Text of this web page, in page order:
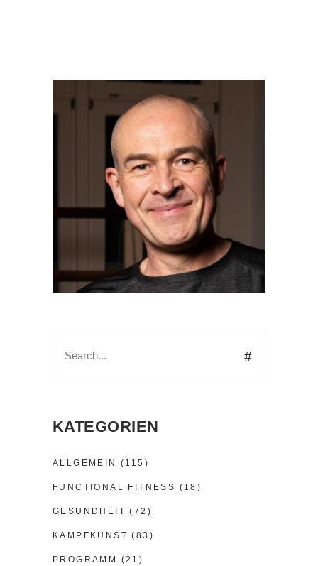
for:
KATEGORIEN
ALLGEMEIN (115)
FUNCTIONAL FITNESS (18)
GESUNDHEIT (72)
KAMPFKUNST (83)
PROGRAMM (21)